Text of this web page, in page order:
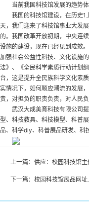
当前我国科技馆发展的趋势
我国的科技馆建设，在历史
天，我们迎来了科技馆事业大发
的。我国改革开放初期，中央连
设施的建设，现在已经见到成效
加强社会公益性科技、文化设施
法》、《全民科学素质行动计划
台，这是提升全民族科学文化素
实情况下，如何顺应潮流的发展
责，对担负的职责负责，对人民
武汉大成美育科技有限公司
型、科技教具、科技模型、科普
品、科学diy、科普展品研发、科
上一篇： 供应：校园科技馆主
下一篇： 校园科技馆展品网